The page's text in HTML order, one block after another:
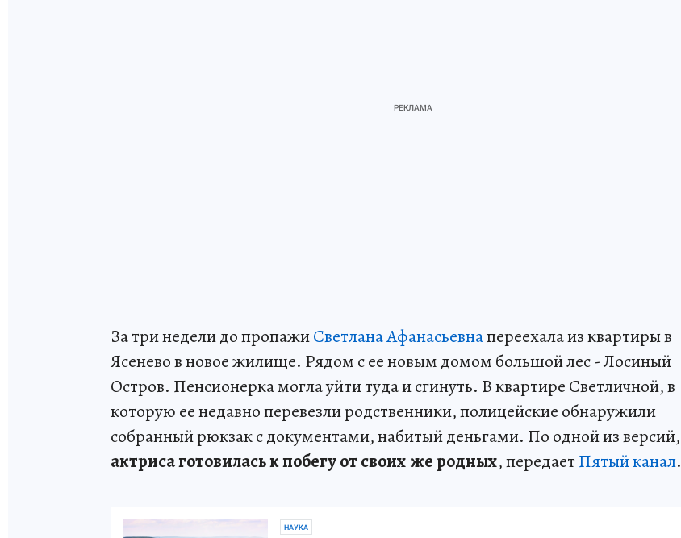
За три недели до пропажиСветлана Афанасьевнапереехала из квартиры в
Ясенево в новое жилище. Рядом с ее новым домом большой лес - Лосиный
Остров. Пенсионерка могла уйти туда и сгинуть. В квартире Светличной, в
которую ее недавно перевезли родственники, полицейские обнаружили
собранный рюкзак с документами, набитый деньгами. По одной из версий,
актриса готовилась к побегу от своих же родных, передаетПятый канал.
НАУКА